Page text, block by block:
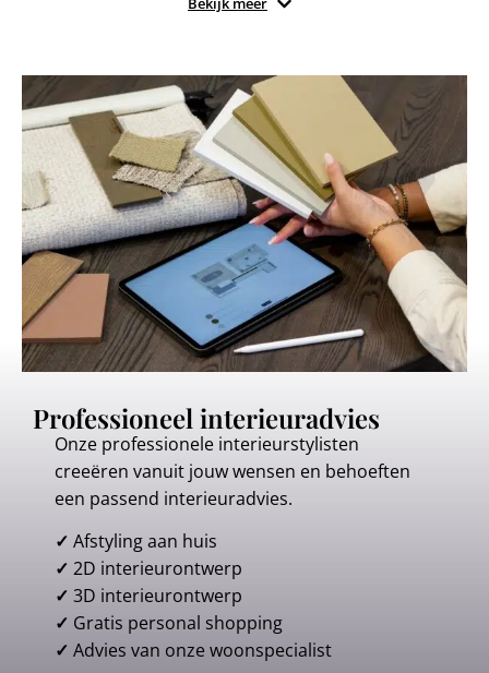
Professioneel interieuradvies
Onze professionele interieurstylisten
creeëren vanuit jouw wensen en behoeften
een passend interieuradvies.
✓ Afstyling aan huis
✓ 2D interieurontwerp
✓ 3D interieurontwerp
✓ Gratis personal shopping
✓ Advies van onze woonspecialist